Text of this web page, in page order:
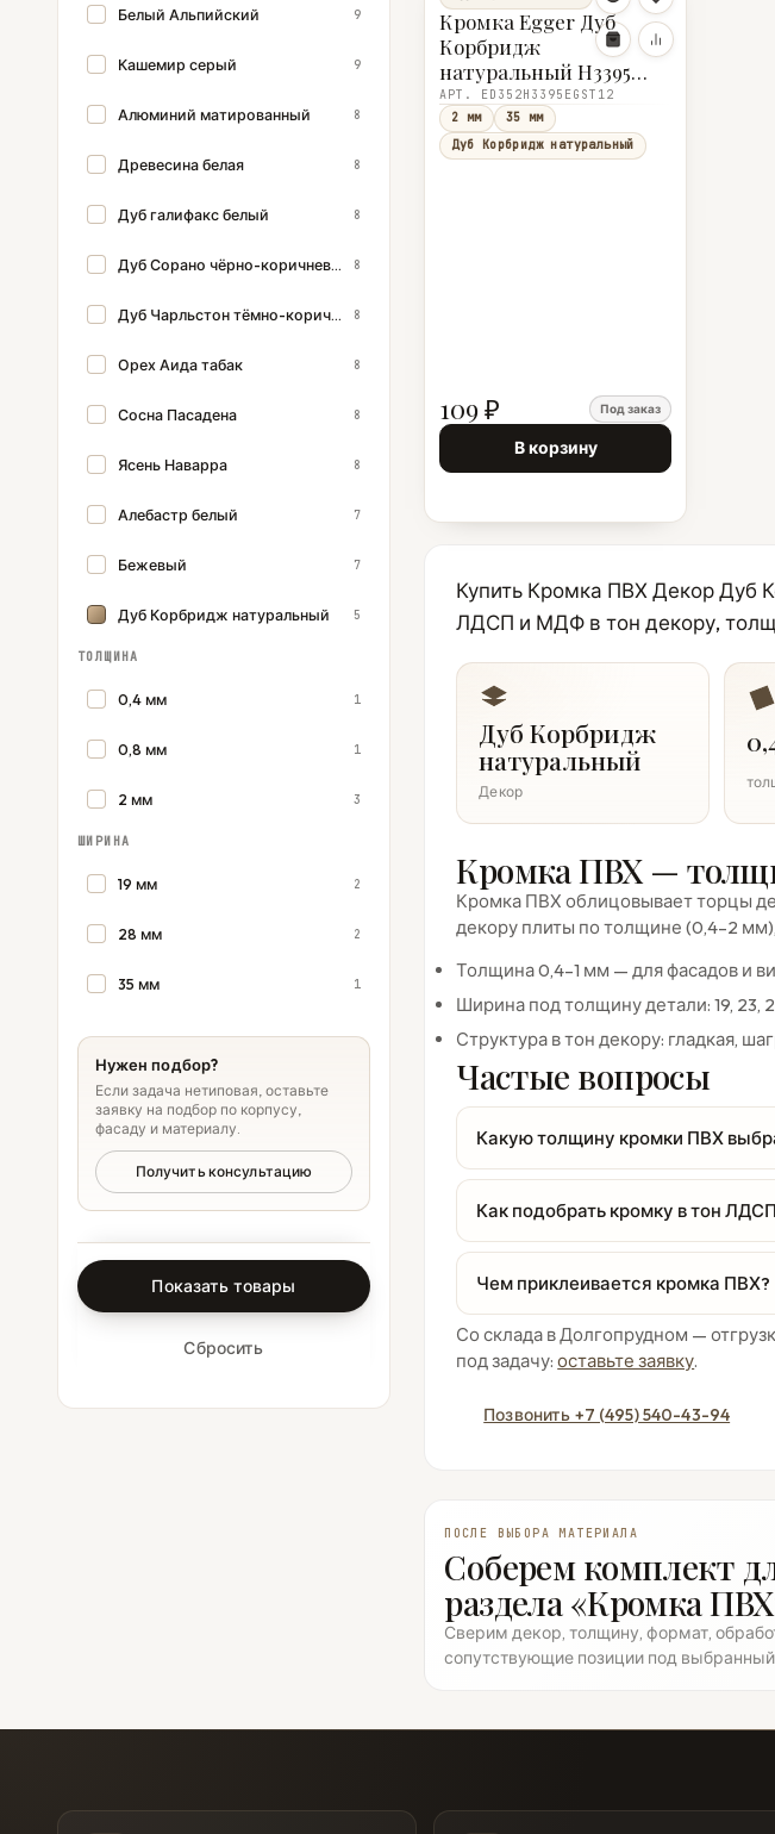
Белый Альпийский 9
Кашемир серый 9
Алюминий матированный 8
Древесина белая 8
Дуб галифакс белый 8
Дуб Сорано чёрно-коричневый 8
Дуб Чарльстон тёмно-коричневый 8
Орех Аида табак 8
Сосна Пасадена 8
Ясень Наварра 8
Алебастр белый 7
Бежевый 7
Дуб Корбридж натуральный 5
ТОЛЩИНА
0,4 мм 1
0,8 мм 1
2 мм 3
ШИРИНА
19 мм 2
28 мм 2
35 мм 1
Нужен подбор?
Если задача нетиповая, оставьте
заявку на подбор по корпусу,
фасаду и материалу.
Получить консультацию
Показать товары
Сбросить
Кромка Egger Дуб
Корбридж
натуральный Н3395
ST12 35 мм 2 мм
АРТ. ED352Н3395EGST12
2 мм
35 мм
Дуб Корбридж натуральный
109 ₽ Под заказ
В корзину
Купить Кромка ПВХ Декор Дуб
ЛДСП и МДФ в тон декору,
Дуб Корбридж
натуральный
Декор
Кромка ПВХ —
Кромка ПВХ облицовывает торцы
декору плиты по толщине (0,4–2
Толщина 0,4–1 мм — для фасадов и
Ширина под толщину детали: 19, 23,
Структура в тон декору: гладкая,
Частые вопросы
Какую толщину кромки ПВХ
Как подобрать кромку в тон
Чем приклеивается кромка ПВХ?
Со склада в Долгопрудном —
под задачу:оставьте заявку.
Позвонить +7 (495) 540-43-94
ПОСЛЕ ВЫБОРА МАТЕРИАЛА
Соберем комплект
раздела «Кромка
Сверим декор, толщину, формат,
сопутствующие позиции под